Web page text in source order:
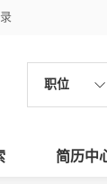
职位
简历中